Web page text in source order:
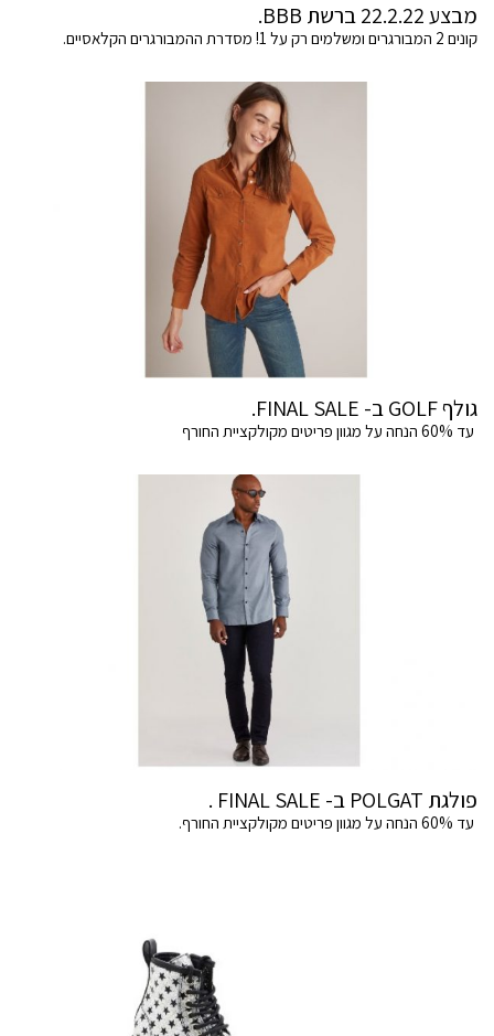
מבצע 22.2.22 ברשת BBB.
קונים 2 המבורגרים ומשלמים רק על 1! מסדרת ההמבורגרים הקלאסיים.
גולף GOLF ב- FINAL SALE.
עד 60% הנחה על מגוון פריטים מקולקציית החורף
פולגת POLGAT ב- FINAL SALE .
עד 60% הנחה על מגוון פריטים מקולקציית החורף.